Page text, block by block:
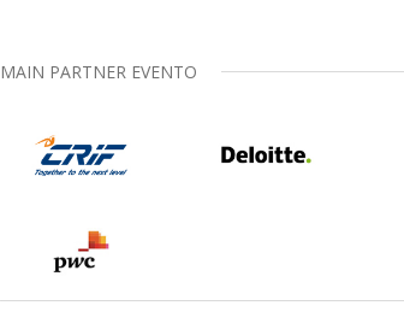
MAIN PARTNER EVENTO